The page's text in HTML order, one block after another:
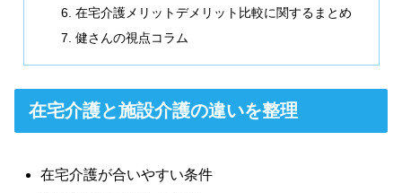
在宅介護メリットデメリット比較に関するまとめ
健さんの視点コラム
在宅介護と施設介護の違いを整理
在宅介護が合いやすい条件